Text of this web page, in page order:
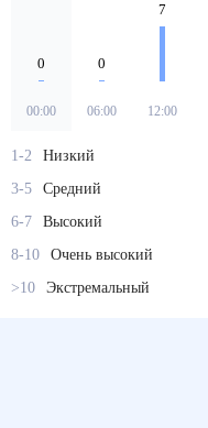
0
00:00
0
06:00
7
12:00
1-2
Низкий
3-5
Средний
6-7
Высокий
8-10
Очень высокий
>10
Экстремальный